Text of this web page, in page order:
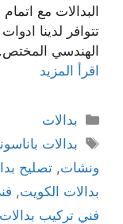
البدالات مع
تتوافر لدينا
الهندسي
اقرأ المزيد
بدالات
بدالات
ونشات, تصليح
بدالات الكويت,
فني تركيب بدالات